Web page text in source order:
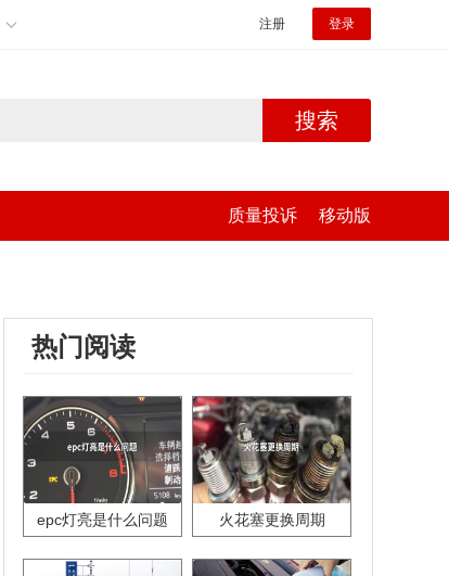
注册 登录
搜索
质量投诉 移动版
热门阅读
epc灯亮是什么问题 火花塞更换周期